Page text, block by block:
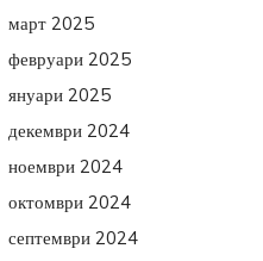
март 2025
февруари 2025
януари 2025
декември 2024
ноември 2024
октомври 2024
септември 2024